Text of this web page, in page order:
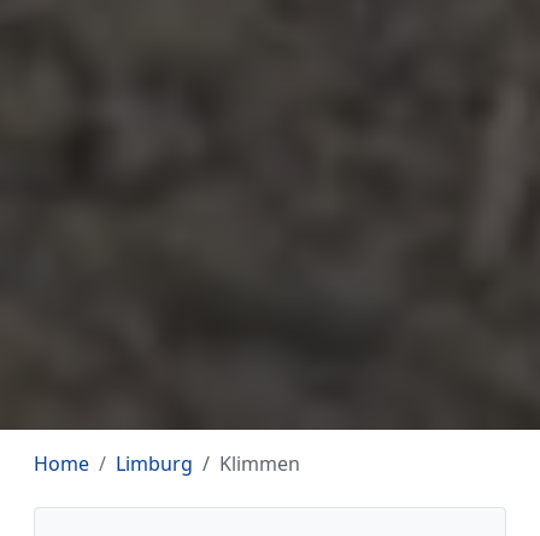
Home Limburg Klimmen